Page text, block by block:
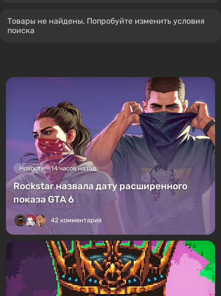
Товары не найдены. Попробуйте изменить условия
поиска
Новости 14 часов назад
Rockstar назвала дату расширенного
показа GTA 6
42 комментария